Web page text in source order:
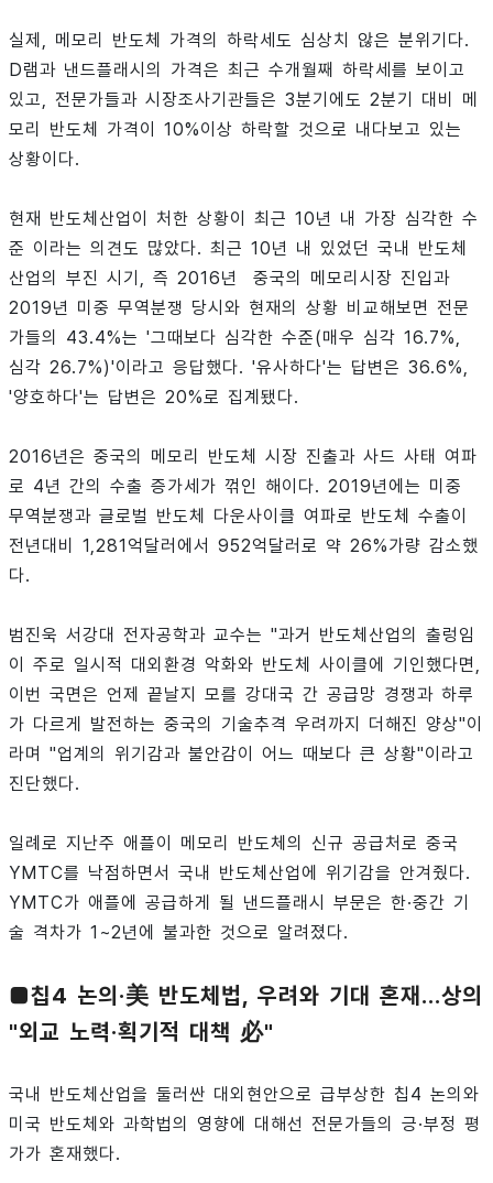
실제, 메모리 반도체 가격의 하락세도 심상치 않은 분위기다.
D램과 낸드플래시의 가격은 최근 수개월째 하락세를 보이고
있고, 전문가들과 시장조사기관들은 3분기에도 2분기 대비 메
모리 반도체 가격이 10%이상 하락할 것으로 내다보고 있는
상황이다.
현재 반도체산업이 처한 상황이 최근 10년 내 가장 심각한 수
준 이라는 의견도 많았다. 최근 10년 내 있었던 국내 반도체
산업의 부진 시기, 즉 2016년 중국의 메모리시장 진입과
2019년 미중 무역분쟁 당시와 현재의 상황 비교해보면 전문
가들의 43.4%는 '그때보다 심각한 수준(매우 심각 16.7%,
심각 26.7%)'이라고 응답했다. '유사하다'는 답변은 36.6%,
'양호하다'는 답변은 20%로 집계됐다.
2016년은 중국의 메모리 반도체 시장 진출과 사드 사태 여파
로 4년 간의 수출 증가세가 꺾인 해이다. 2019년에는 미중
무역분쟁과 글로벌 반도체 다운사이클 여파로 반도체 수출이
전년대비 1,281억달러에서 952억달러로 약 26%가량 감소했
다.
범진욱 서강대 전자공학과 교수는 "과거 반도체산업의 출렁임
이 주로 일시적 대외환경 악화와 반도체 사이클에 기인했다면,
이번 국면은 언제 끝날지 모를 강대국 간 공급망 경쟁과 하루
가 다르게 발전하는 중국의 기술추격 우려까지 더해진 양상"이
라며 "업계의 위기감과 불안감이 어느 때보다 큰 상황"이라고
진단했다.
일례로 지난주 애플이 메모리 반도체의 신규 공급처로 중국
YMTC를 낙점하면서 국내 반도체산업에 위기감을 안겨줬다.
YMTC가 애플에 공급하게 될 낸드플래시 부문은 한·중간 기
술 격차가 1~2년에 불과한 것으로 알려졌다.
■칩4 논의·美 반도체법, 우려와 기대 혼재...상의
"외교 노력·획기적 대책 必"
국내 반도체산업을 둘러싼 대외현안으로 급부상한 칩4 논의와
미국 반도체와 과학법의 영향에 대해선 전문가들의 긍·부정 평
가가 혼재했다.